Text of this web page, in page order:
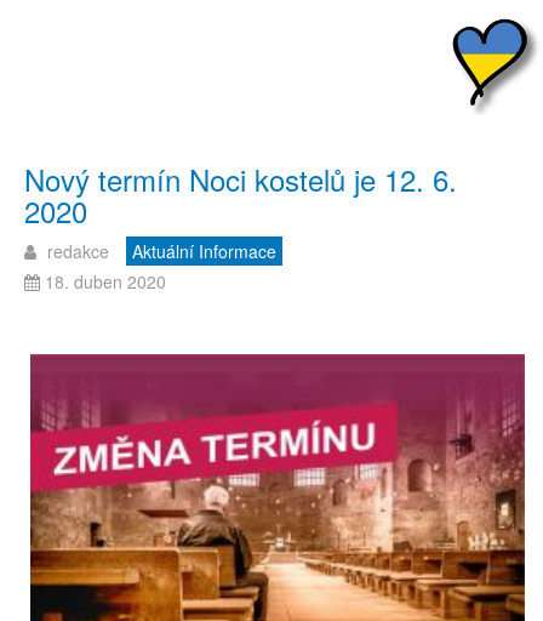
Nový termín Noci kostelů je 12. 6.
2020
redakce
Aktuální Informace
18. duben 2020